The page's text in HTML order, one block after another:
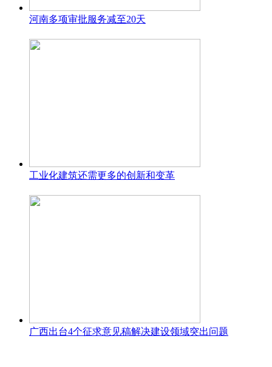
河南多项审批服务减至20天
工业化建筑还需更多的创新和变革
广西出台4个征求意见稿解决建设领域突出问题